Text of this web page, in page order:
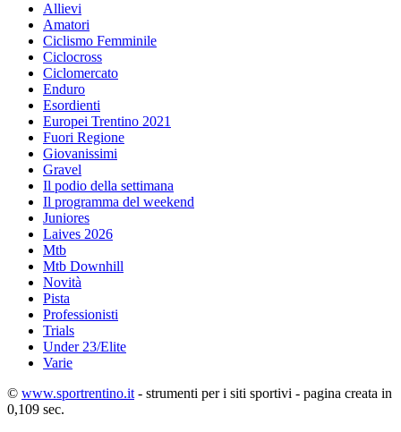
Allievi
Amatori
Ciclismo Femminile
Ciclocross
Ciclomercato
Enduro
Esordienti
Europei Trentino 2021
Fuori Regione
Giovanissimi
Gravel
Il podio della settimana
Il programma del weekend
Juniores
Laives 2026
Mtb
Mtb Downhill
Novità
Pista
Professionisti
Trials
Under 23/Elite
Varie
© www.sportrentino.it- strumenti per i siti sportivi - pagina creata in
0,109 sec.